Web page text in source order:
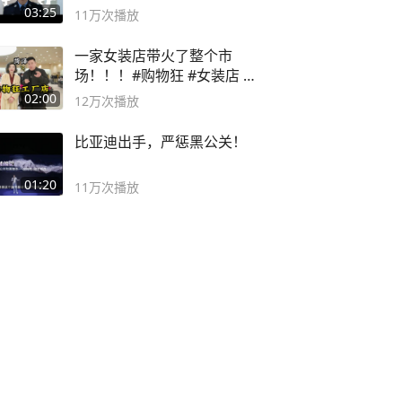
03:25 11万次播放
02:00
一家女装店带火了整个市
场！！！#购物狂 #女装店 #
高品质女装
12万次播放
01:20
比亚迪出手，严惩黑公关！
11万次播放